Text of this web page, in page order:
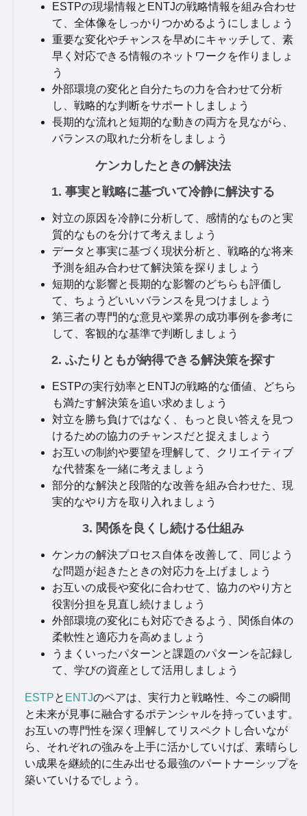
ESTPの現場情報とENTJの戦略情報を組み合わせ
て、全体像をしっかりつかめるようにしましょう
重要な変化やチャンスを早めにキャッチして、素
早く対応できる情報のネットワークを作りましょ
う
外部環境の変化と自分たちの力を合わせて分析
し、戦略的な判断をサポートしましょう
長期的な流れと短期的な動きの両方を見ながら、
バランスの取れた分析をしましょう
ケンカしたときの解決法
1. 事実と戦略に基づいて冷静に解決する
対立の原因を冷静に分析して、感情的なものと実
質的なものを分けて考えましょう
データと事実に基づく現状分析と、戦略的な将来
予測を組み合わせて解決策を探りましょう
短期的な影響と長期的な影響のどちらも評価し
て、ちょうどいいバランスを見つけましょう
第三者の専門的な意見や業界の成功事例を参考に
して、客観的な基準で判断しましょう
2. ふたりともが納得できる解決策を探す
ESTPの実行効率とENTJの戦略的な価値、どちら
も満たす解決策を追い求めましょう
対立を勝ち負けではなく、もっと良い答えを見つ
けるための協力のチャンスだと捉えましょう
お互いの制約や要望を理解して、クリエイティブ
な代替案を一緒に考えましょう
部分的な解決と段階的な改善を組み合わせた、現
実的なやり方を取り入れましょう
3. 関係を良くし続ける仕組み
ケンカの解決プロセス自体を改善して、同じよう
な問題が起きたときの対応力を上げましょう
お互いの成長や変化に合わせて、協力のやり方と
役割分担を見直し続けましょう
外部環境の変化にも対応できるよう、関係自体の
柔軟性と適応力を高めましょう
うまくいったパターンと課題のパターンを記録し
て、学びの資産として活用しましょう
ESTPと ENTJのペアは、実行力と戦略性、今この瞬間
と未来が見事に融合するポテンシャルを持っています。
お互いの専門性を深く理解してリスペクトし合いなが
ら、それぞれの強みを上手に活かしていけば、素晴らし
い成果を継続的に生み出せる最強のパートナーシップを
築いていけるでしょう。